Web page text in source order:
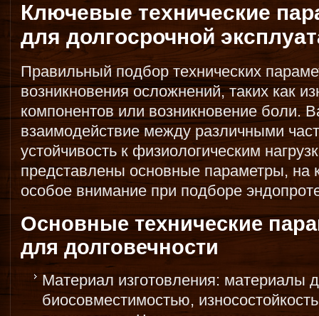
Ключевые технические
для долгосрочной
Правильный подбор технических
возникновения осложнений, таких как
компонентов или возникновение боли.
взаимодействие между различными
устойчивость к физиологическим
представлены основные параметры, на
особое внимание при подборе
Основные технические
для долговечности
Материал изготовления: материалы
биосовместимостью,